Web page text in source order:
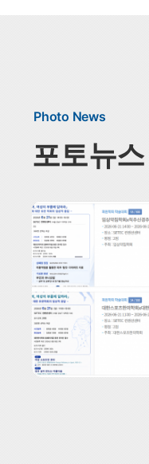
Photo News
포토뉴스